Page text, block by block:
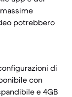
potrebbero
di
con
e 4GB